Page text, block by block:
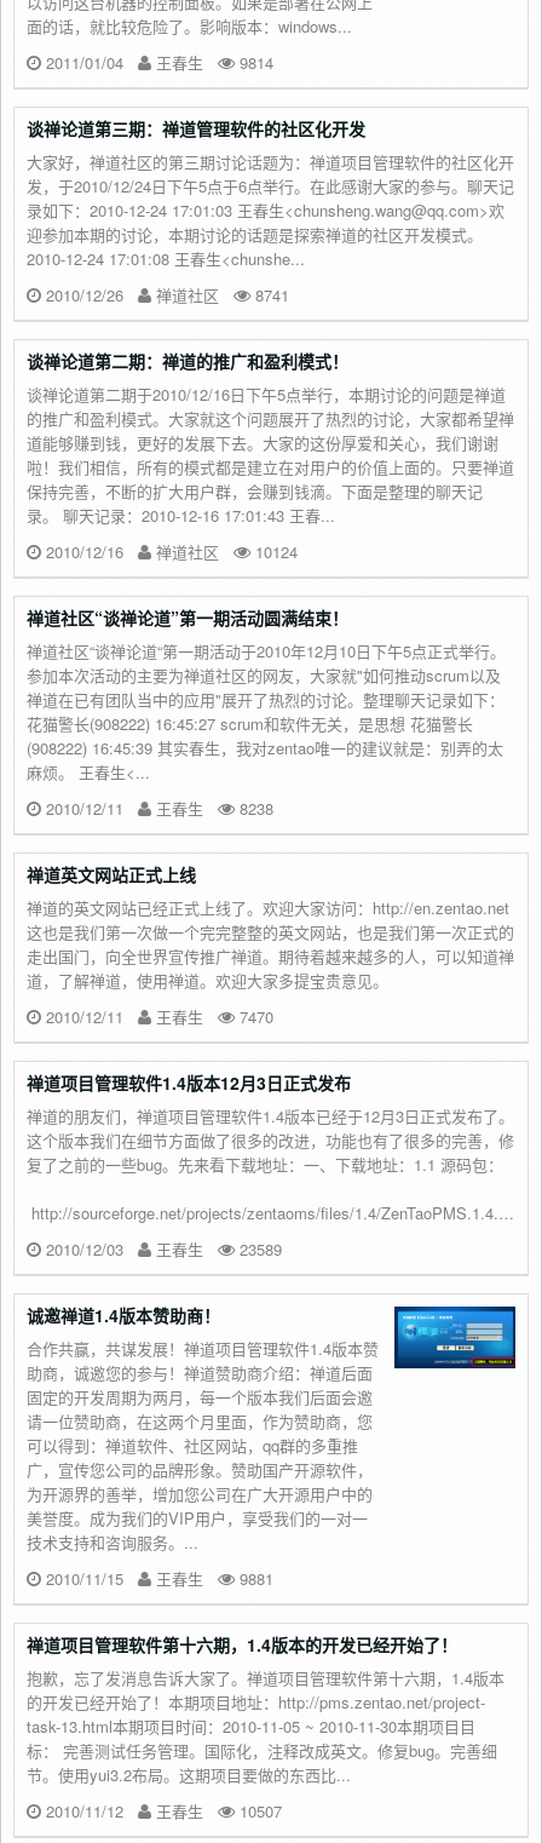
面的话，就比较危险了。影响版本：windows...
2011/01/04
王春生 9814
谈禅论道第三期：禅道管理软件的社区化开发
大家好，禅道社区的第三期讨论话题为：禅道项目管理软件的社区化开
发，于2010/12/24日下午5点于6点举行。在此感谢大家的参与。聊天记
录如下：2010-12-24 17:01:03 王春生<chunsheng.wang@qq.com>欢
迎参加本期的讨论，本期讨论的话题是探索禅道的社区开发模式。
2010-12-24 17:01:08 王春生<chunshe...
2010/12/26
禅道社区 8741
谈禅论道第二期：禅道的推广和盈利模式！
谈禅论道第二期于2010/12/16日下午5点举行，本期讨论的问题是禅道
的推广和盈利模式。大家就这个问题展开了热烈的讨论，大家都希望禅
道能够赚到钱，更好的发展下去。大家的这份厚爱和关心，我们谢谢
啦！我们相信，所有的模式都是建立在对用户的价值上面的。只要禅道
保持完善，不断的扩大用户群，会赚到钱滴。下面是整理的聊天记
录。 聊天记录：2010-12-16 17:01:43 王春...
2010/12/16
禅道社区 10124
禅道社区“谈禅论道”第一期活动圆满结束！
禅道社区“谈禅论道“第一期活动于2010年12月10日下午5点正式举行。
参加本次活动的主要为禅道社区的网友，大家就"如何推动scrum以及
禅道在已有团队当中的应用"展开了热烈的讨论。整理聊天记录如下：
花猫警长(908222) 16:45:27 scrum和软件无关，是思想 花猫警长
(908222) 16:45:39 其实春生，我对zentao唯一的建议就是：别弄的太
麻烦。 王春生<...
2010/12/11
王春生 8238
禅道英文网站正式上线
禅道的英文网站已经正式上线了。欢迎大家访问：http://en.zentao.net
这也是我们第一次做一个完完整整的英文网站，也是我们第一次正式的
走出国门，向全世界宣传推广禅道。期待着越来越多的人，可以知道禅
道，了解禅道，使用禅道。欢迎大家多提宝贵意见。
2010/12/11
王春生 7470
禅道项目管理软件1.4版本12月3日正式发布
禅道的朋友们，禅道项目管理软件1.4版本已经于12月3日正式发布了。
这个版本我们在细节方面做了很多的改进，功能也有了很多的完善，修
复了之前的一些bug。先来看下载地址：一、下载地址：1.1 源码包：
http://sourceforge.net/projects/zentaoms/files/1.4/ZenTaoPMS.1.4.stable.zip/...
2010/12/03
王春生 23589
诚邀禅道1.4版本赞助商！
合作共赢，共谋发展！禅道项目管理软件1.4版本赞
助商，诚邀您的参与！禅道赞助商介绍：禅道后面
固定的开发周期为两月，每一个版本我们后面会邀
请一位赞助商，在这两个月里面，作为赞助商，您
可以得到：禅道软件、社区网站，qq群的多重推
广，宣传您公司的品牌形象。赞助国产开源软件，
为开源界的善举，增加您公司在广大开源用户中的
美誉度。成为我们的VIP用户，享受我们的一对一
技术支持和咨询服务。...
2010/11/15
王春生 9881
禅道项目管理软件第十六期，1.4版本的开发已经开始了！
抱歉，忘了发消息告诉大家了。禅道项目管理软件第十六期，1.4版本
的开发已经开始了！本期项目地址：http://pms.zentao.net/project-
task-13.html本期项目时间：2010-11-05 ~ 2010-11-30本期项目目
标： 完善测试任务管理。国际化，注释改成英文。修复bug。完善细
节。使用yui3.2布局。这期项目要做的东西比...
2010/11/12
王春生 10507